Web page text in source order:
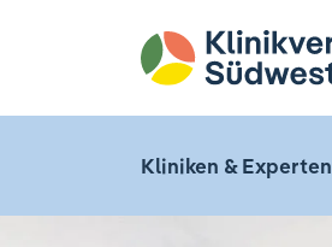
Kliniken & Experten